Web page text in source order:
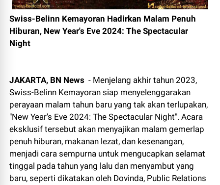
Swiss-Belinn Kemayoran Hadirkan Malam Penuh
Hiburan, New Year's Eve 2024: The Spectacular
Night
JAKARTA, BN News- Menjelang akhir tahun 2023,
Swiss-Belinn Kemayoran siap menyelenggarakan
perayaan malam tahun baru yang tak akan terlupakan,
"New Year's Eve 2024: The Spectacular Night". Acara
eksklusif tersebut akan menyajikan malam gemerlap
penuh hiburan, makanan lezat, dan kesenangan,
menjadi cara sempurna untuk mengucapkan selamat
tinggal pada tahun yang lalu dan menyambut yang
baru, seperti dikatakan oleh Dovinda, Public Relations